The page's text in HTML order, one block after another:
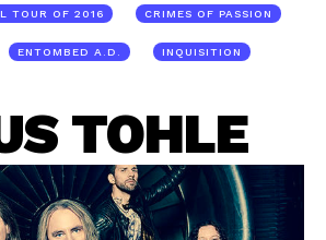
TOUR OF 2016 CRIMES OF PASSION
ENTOMBED A.D. INQUISITION
TOHLE